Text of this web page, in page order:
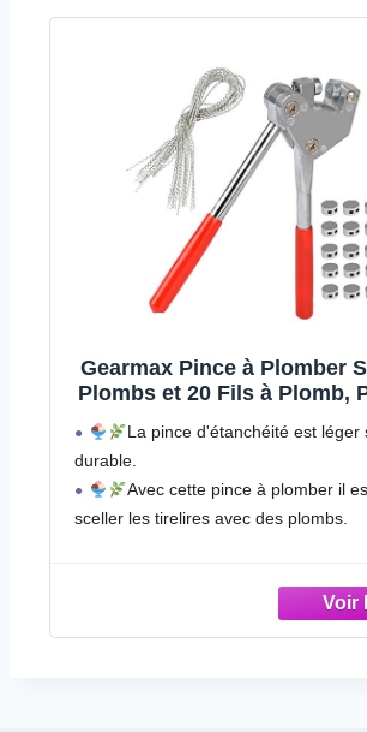
Gearmax Pince à Plomber
Plombs et 20 Fils à Plomb,
La pince d'étanchéité est léger
durable.
Avec cette pince à plomber il
sceller les tirelires avec des plombs.
La poignée avec la housse
antidérapant et peut empêcher les